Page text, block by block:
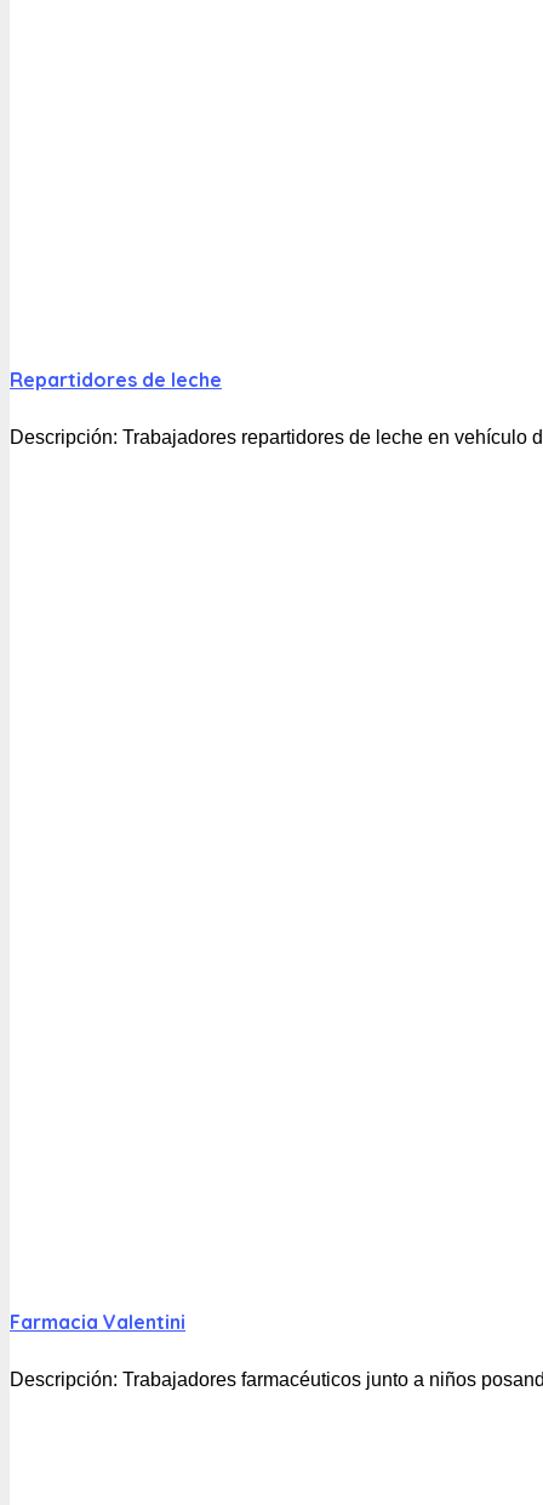
Repartidores de leche
Descripción: Trabajadores repartidores de leche en vehículo
Farmacia Valentini
Descripción: Trabajadores farmacéuticos junto a niños